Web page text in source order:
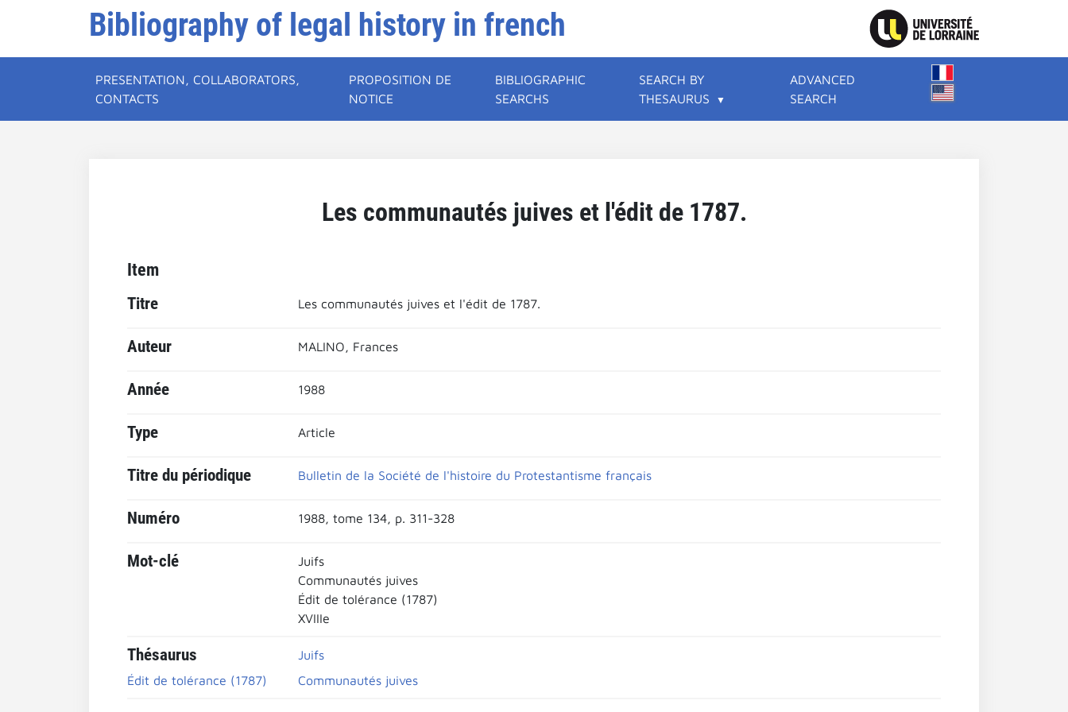
Bibliography of legal history in french
PRESENTATION, COLLABORATORS,
CONTACTS
PROPOSITION DE
NOTICE
BIBLIOGRAPHIC
SEARCHS
SEARCH BY
THESAURUS
ADVANCED
SEARCH
Les communautés juives et l'édit de 1787.
Item
Titre Les communautés juives et l'édit de 1787.
Auteur MALINO, Frances
Année 1988
Type Article
Titre du périodique Bulletin de la Société de l'histoire du Protestantisme français
Numéro 1988, tome 134, p. 311-328
Mot-clé
Juifs
Communautés juives
Édit de tolérance (1787)
XVIIIe
Thésaurus
Juifs
Édit de tolérance (1787)
Communautés juives